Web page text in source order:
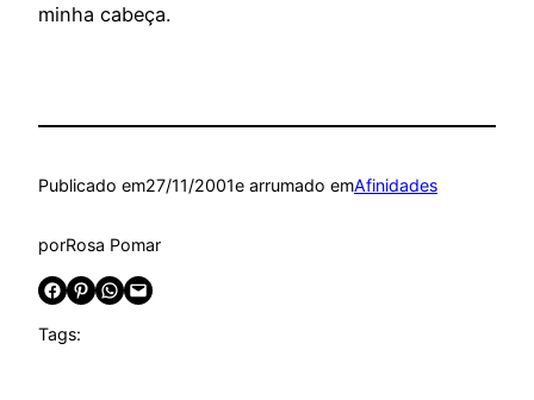
minha cabeça.
Publicado em27/11/2001e arrumado emAfinidades
porRosa Pomar
Share on Facebook Share on Pinterest Share on WhatsApp Email this Page
Tags: